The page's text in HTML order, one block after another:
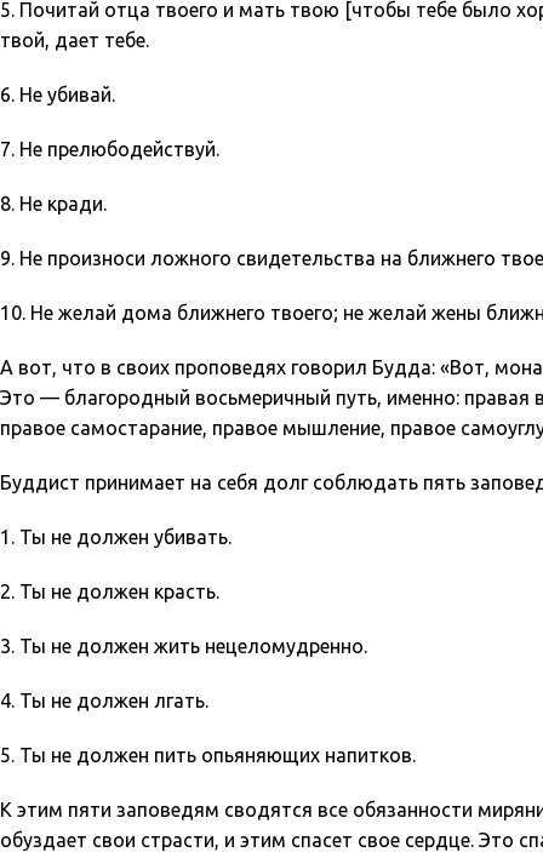
5. Почитай отца твоего и мать твою [чтобы тебе было
твой, дает тебе.
6. Не убивай.
7. Не прелюбодействуй.
8. Не кради.
9. Не произноси ложного свидетельства на ближнего
10. Не желай дома ближнего твоего; не желай жены
А вот, что в своих проповедях говорил Будда: «Вот,
Это — благородный восьмеричный путь, именно: правая
правое самостарание, правое мышление, правое
Буддист принимает на себя долг соблюдать пять
1. Ты не должен убивать.
2. Ты не должен красть.
3. Ты не должен жить нецеломудренно.
4. Ты не должен лгать.
5. Ты не должен пить опьяняющих напитков.
К этим пяти заповедям сводятся все обязанности
обуздает свои страсти, и этим спасет свое сердце. Это